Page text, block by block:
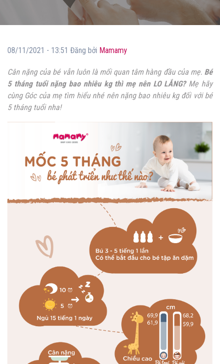
08/11/2021 - 13:51 Đăng bởi Mamamy
Cân nặng của bé vẫn luôn là mối quan tâm hàng đầu của mẹ. Bé
5 tháng tuổi nặng bao nhiêu kg thì mẹ nên LO LẮNG?Mẹ hãy
cùng Góc của mẹ tìm hiểu nhé nên nặng bao nhiêu kg đối với bé
5 tháng tuổi nha!